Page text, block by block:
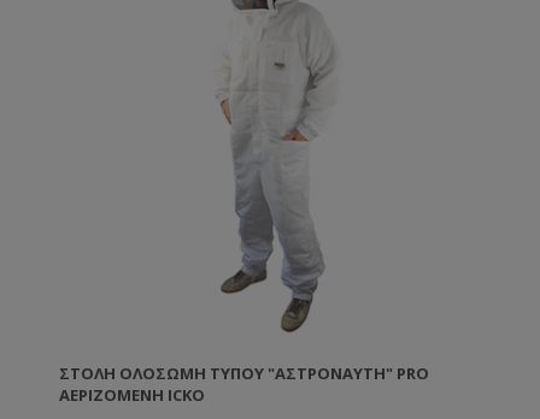
ΣΤΟΛΉ ΟΛΌΣΩΜΗ ΤΎΠΟΥ "ΑΣΤΡΟΝΑΎΤΗ" PRO
ΑΕΡΙΖΌΜΕΝΗ ICKO